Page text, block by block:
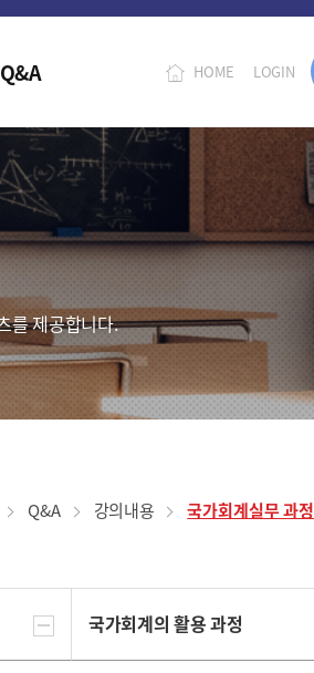
HOME LOGIN
Q&A
를 제공합니다.
Q&A 강의내용 국가회계실무 과정
국가회계의 활용 과정